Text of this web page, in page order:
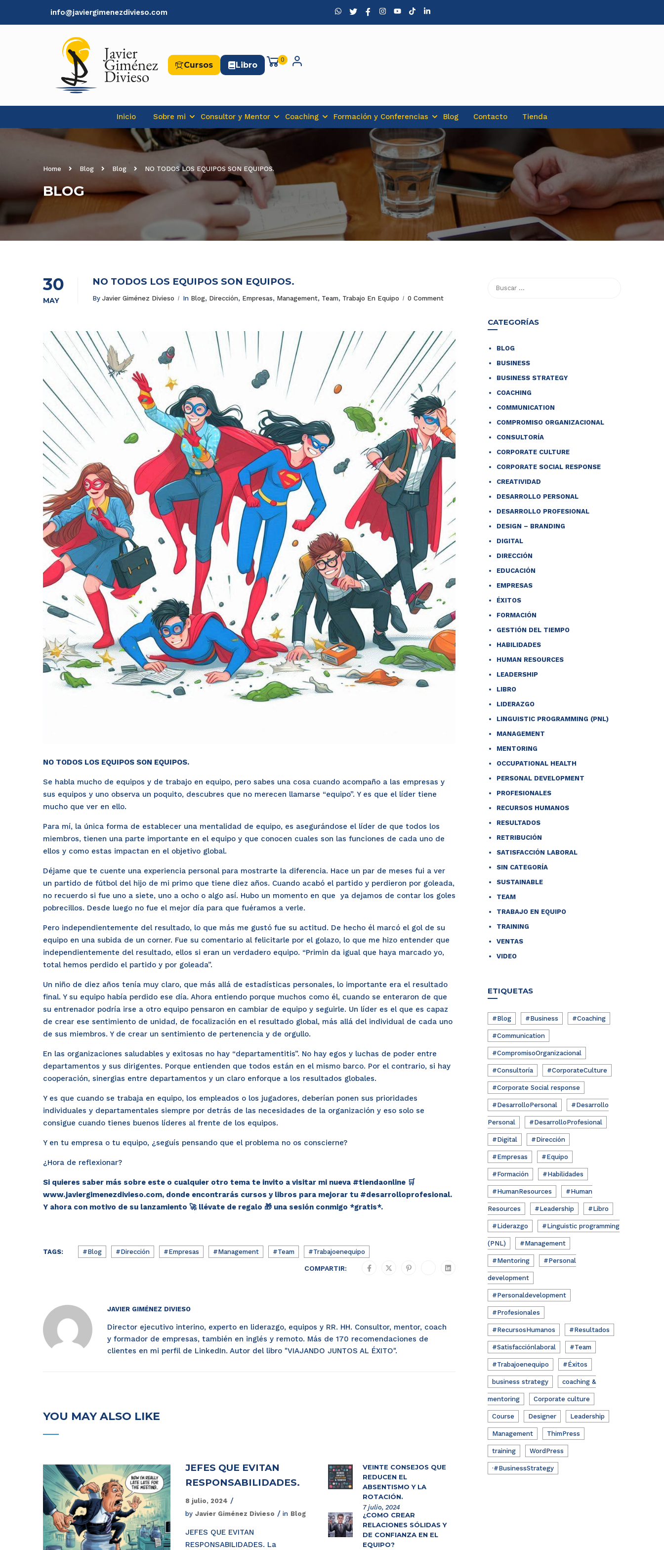
info@javiergimenezdivieso.com
Cursos Libro
0
Inicio Sobre mi Consultor y Mentor Coaching Formación y Conferencias Blog Contacto Tienda
Home Blog Blog NO TODOS LOS EQUIPOS SON EQUIPOS.
BLOG
30
MAY
NO TODOS LOS EQUIPOS SON EQUIPOS.
By Javier Giménez Divieso In Blog, Dirección, Empresas, Management, Team, Trabajo En Equipo 0 Comment
NO TODOS LOS EQUIPOS SON EQUIPOS.
Se habla mucho de equipos y de trabajo en equipo, pero sabes una cosa cuando acompaño a las empresas y
sus equipos y uno observa un poquito, descubres que no merecen llamarse “equipo”. Y es que el líder tiene
mucho que ver en ello.
Para mí, la única forma de establecer una mentalidad de equipo, es asegurándose el líder de que todos los
miembros, tienen una parte importante en el equipo y que conocen cuales son las funciones de cada uno de
ellos y como estas impactan en el objetivo global.
Déjame que te cuente una experiencia personal para mostrarte la diferencia. Hace un par de meses fui a ver
un partido de fútbol del hijo de mi primo que tiene diez años. Cuando acabó el partido y perdieron por goleada,
no recuerdo si fue uno a siete, uno a ocho o algo así. Hubo un momento en que ya dejamos de contar los goles
pobrecillos. Desde luego no fue el mejor día para que fuéramos a verle.
Pero independientemente del resultado, lo que más me gustó fue su actitud. De hecho él marcó el gol de su
equipo en una subida de un corner. Fue su comentario al felicitarle por el golazo, lo que me hizo entender que
independientemente del resultado, ellos si eran un verdadero equipo. “Primin da igual que haya marcado yo,
total hemos perdido el partido y por goleada”.
Un niño de diez años tenía muy claro, que más allá de estadísticas personales, lo importante era el resultado
final. Y su equipo había perdido ese día. Ahora entiendo porque muchos como él, cuando se enteraron de que
su entrenador podría irse a otro equipo pensaron en cambiar de equipo y seguirle. Un líder es el que es capaz
de crear ese sentimiento de unidad, de focalización en el resultado global, más allá del individual de cada uno
de sus miembros. Y de crear un sentimiento de pertenencia y de orgullo.
En las organizaciones saludables y exitosas no hay “departamentitis”. No hay egos y luchas de poder entre
departamentos y sus dirigentes. Porque entienden que todos están en el mismo barco. Por el contrario, si hay
cooperación, sinergias entre departamentos y un claro enforque a los resultados globales.
Y es que cuando se trabaja en equipo, los empleados o los jugadores, deberían ponen sus prioridades
individuales y departamentales siempre por detrás de las necesidades de la organización y eso solo se
consigue cuando tienes buenos líderes al frente de los equipos.
Y en tu empresa o tu equipo, ¿seguís pensando que el problema no os conscierne?
¿Hora de reflexionar?
Si quieres saber más sobre este o cualquier otro tema te invito a visitar mi nueva #tiendaonline 🛒
www.javiergimenezdivieso.com, donde encontrarás cursos y libros para mejorar tu #desarrolloprofesional.
Y ahora con motivo de su lanzamiento 🚀 llévate de regalo 🎁 una sesión conmigo *gratis*.
TAGS: #Blog #Dirección #Empresas #Management #Team #Trabajoenequipo
COMPARTIR:
JAVIER GIMÉNEZ DIVIESO
Director ejecutivo interino, experto en liderazgo, equipos y RR. HH. Consultor, mentor, coach
y formador de empresas, también en inglés y remoto. Más de 170 recomendaciones de
clientes en mi perfil de LinkedIn. Autor del libro "VIAJANDO JUNTOS AL ÉXITO".
YOU MAY ALSO LIKE
JEFES QUE EVITAN
RESPONSABILIDADES.
8 julio, 2024
by Javier Giménez Divieso in Blog
JEFES QUE EVITAN
RESPONSABILIDADES. La
VEINTE CONSEJOS QUE
REDUCEN EL
ABSENTISMO Y LA
ROTACIÓN.
7 julio, 2024
¿CÓMO CREAR
RELACIONES SÓLIDAS Y
DE CONFIANZA EN EL
EQUIPO?
CATEGORÍAS
BLOG
BUSINESS
BUSINESS STRATEGY
COACHING
COMMUNICATION
COMPROMISO ORGANIZACIONAL
CONSULTORÍA
CORPORATE CULTURE
CORPORATE SOCIAL RESPONSE
CREATIVIDAD
DESARROLLO PERSONAL
DESARROLLO PROFESIONAL
DESIGN – BRANDING
DIGITAL
DIRECCIÓN
EDUCACIÓN
EMPRESAS
ÉXITOS
FORMACIÓN
GESTIÓN DEL TIEMPO
HABILIDADES
HUMAN RESOURCES
LEADERSHIP
LIBRO
LIDERAZGO
LINGUISTIC PROGRAMMING (PNL)
MANAGEMENT
MENTORING
OCCUPATIONAL HEALTH
PERSONAL DEVELOPMENT
PROFESIONALES
RECURSOS HUMANOS
RESULTADOS
RETRIBUCIÓN
SATISFACCIÓN LABORAL
SIN CATEGORÍA
SUSTAINABLE
TEAM
TRABAJO EN EQUIPO
TRAINING
VENTAS
VIDEO
ETIQUETAS
#Blog #Business #Coaching
#Communication
#CompromisoOrganizacional
#Consultoría #CorporateCulture
#Corporate Social response
#DesarrolloPersonal #Desarrollo
Personal #DesarrolloProfesional
#Digital #Dirección
#Empresas #Equipo
#Formación #Habilidades
#HumanResources #Human
Resources #Leadership #Libro
#Liderazgo #Linguistic programming
(PNL) #Management
#Mentoring #Personal
development
#Personaldevelopment
#Profesionales
#RecursosHumanos #Resultados
#Satisfacciónlaboral #Team
#Trabajoenequipo #Éxitos
business strategy coaching &
mentoring Corporate culture
Course Designer Leadership
Management ThimPress
training WordPress
·#BusinessStrategy